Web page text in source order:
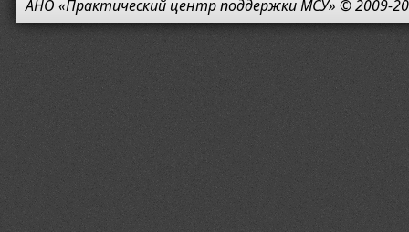
АНО «Практический центр поддержки МСУ» © 2009-